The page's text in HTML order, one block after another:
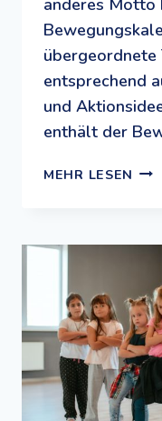
übergeordnete
entsprechend
und
enthält der
MEHR LESEN MIT
DER